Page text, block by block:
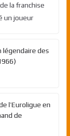
la franchise
un joueur
légendaire des
l’Euroligue en
de